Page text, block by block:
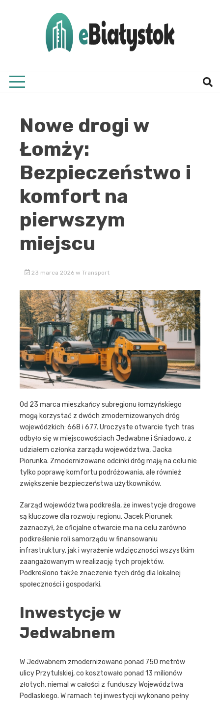
Nowe drogi w
Łomży:
Bezpieczeństwo i
komfort na
pierwszym
miejscu
23 marca 2026 w Transport
Od 23 marca mieszkańcy subregionu łomżyńskiego
mogą korzystać z dwóch zmodernizowanych dróg
wojewódzkich: 668 i 677. Uroczyste otwarcie tych tras
odbyło się w miejscowościach Jedwabne i Śniadowo, z
udziałem członka zarządu województwa, Jacka
Piorunka. Zmodernizowane odcinki dróg mają na celu nie
tylko poprawę komfortu podróżowania, ale również
zwiększenie bezpieczeństwa użytkowników.
Zarząd województwa podkreśla, że inwestycje drogowe
są kluczowe dla rozwoju regionu. Jacek Piorunek
zaznaczył, że oficjalne otwarcie ma na celu zarówno
podkreślenie roli samorządu w finansowaniu
infrastruktury, jak i wyrażenie wdzięczności wszystkim
zaangażowanym w realizację tych projektów.
Podkreślono także znaczenie tych dróg dla lokalnej
społeczności i gospodarki.
Inwestycje w
Jedwabnem
W Jedwabnem zmodernizowano ponad 750 metrów
ulicy Przytulskiej, co kosztowało ponad 13 milionów
złotych, niemal w całości z funduszy Województwa
Podlaskiego. W ramach tej inwestycji wykonano pełny